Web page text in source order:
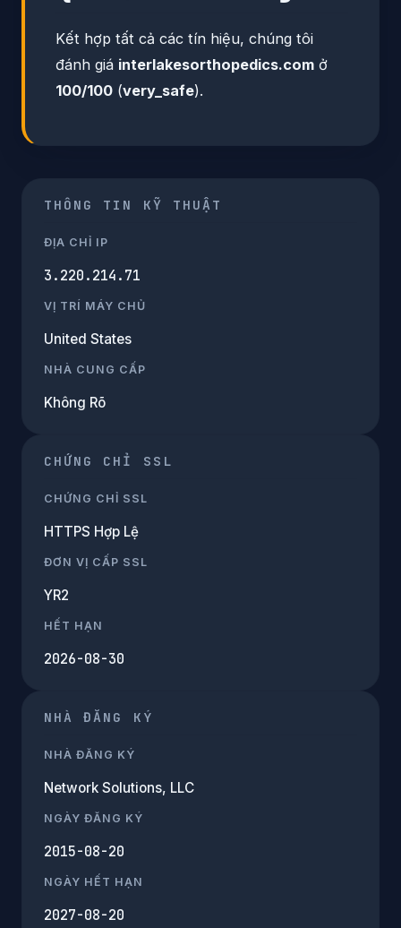
Kết hợp tất cả các tín hiệu, chúng tôi
đánh giá interlakesorthopedics.com ở
100/100 (very_safe).
THÔNG TIN KỸ THUẬT
ĐỊA CHỈ IP
3.220.214.71
VỊ TRÍ MÁY CHỦ
United States
NHÀ CUNG CẤP
Không Rõ
CHỨNG CHỈ SSL
CHỨNG CHỈ SSL
HTTPS Hợp Lệ
ĐƠN VỊ CẤP SSL
YR2
HẾT HẠN
2026-08-30
NHÀ ĐĂNG KÝ
NHÀ ĐĂNG KÝ
Network Solutions, LLC
NGÀY ĐĂNG KÝ
2015-08-20
NGÀY HẾT HẠN
2027-08-20